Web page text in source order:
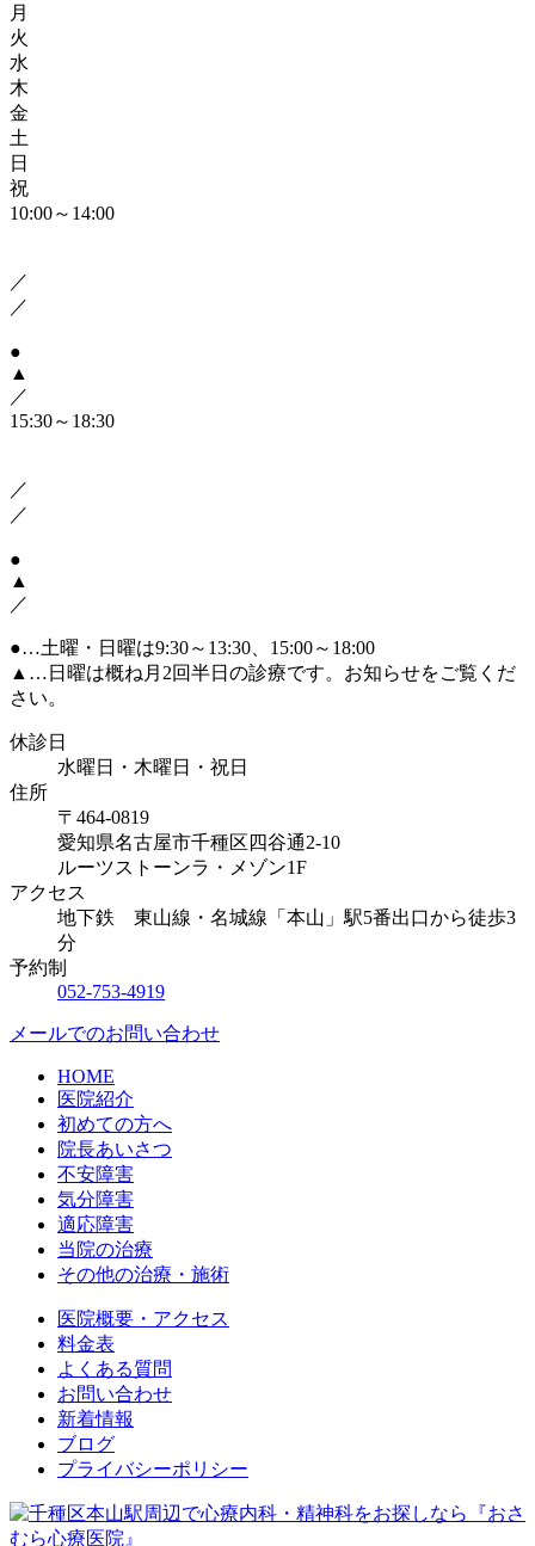
月
火
水
木
金
土
日
祝
10:00～14:00
／
／
●
▲
／
15:30～18:30
／
／
●
▲
／
●…土曜・日曜は9:30～13:30、15:00～18:00
▲ …日曜は概ね月2回半日の診療です。お知らせをご覧くだ
さい。
休診日
水曜日・木曜日・祝日
住所
〒464-0819
愛知県名古屋市千種区四谷通2-10
ルーツストーンラ・メゾン1F
アクセス
地下鉄 東山線・名城線「本山」駅5番出口から徒歩3
分
予約制
052-753-4919
メールでのお問い合わせ
HOME
医院紹介
初めての方へ
院長あいさつ
不安障害
気分障害
適応障害
当院の治療
その他の治療・施術
医院概要・アクセス
料金表
よくある質問
お問い合わせ
新着情報
ブログ
プライバシーポリシー